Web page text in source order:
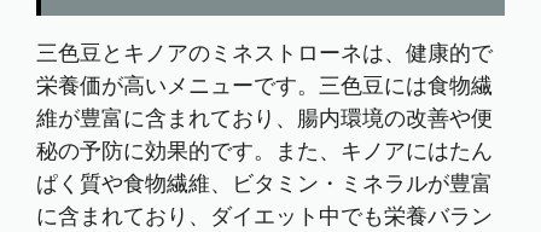
三色豆とキノアのミネストローネは、健康的で
栄養価が高いメニューです。三色豆には食物繊
維が豊富に含まれており、腸内環境の改善や便
秘の予防に効果的です。また、キノアにはたん
ぱく質や食物繊維、ビタミン・ミネラルが豊富
に含まれており、ダイエット中でも栄養バラン